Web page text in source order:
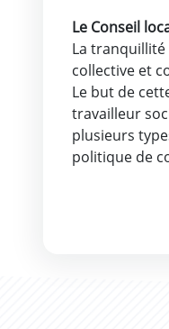
Le Conseil
La
collective et
Le but de
travailleur
plusieurs
politique de